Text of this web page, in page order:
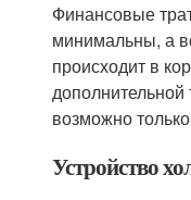
Финансовые
минимальны, а
происходит в
возможно
Устройство